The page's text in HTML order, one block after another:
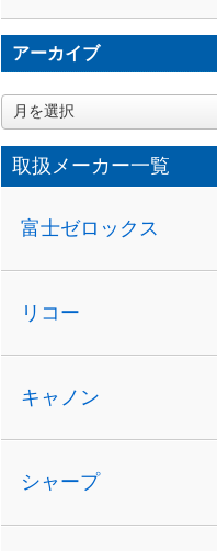
アーカイブ
ア
ー
カ
イ取扱メーカー一覧
富士ゼロックス
リコー
キャノン
シャープ